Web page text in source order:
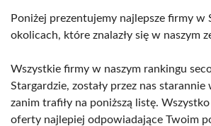
Poniżej prezentujemy najlepsze firmy w
okolicach, które znalazły się w naszym
Wszystkie firmy w naszym rankingu
Stargardzie, zostały przez nas
zanim trafiły na poniższą listę.
oferty najlepiej odpowiadające Twoim